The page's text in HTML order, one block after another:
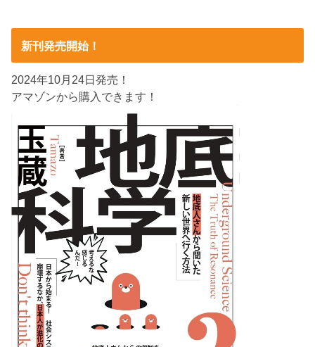
新刊発売開始！
2024年10月24日発売！
アマゾンから購入できます！